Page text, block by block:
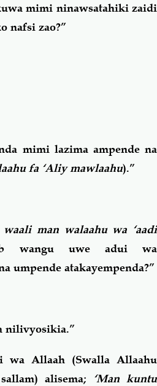
mimi ninawsatahiki zaidi
nafsi zao?”
mimi lazima ampende na
fa ‘Aliy mawlaahu).”
man walaahu wa ‘aadi
wangu uwe adui wa
umpende atakayempenda?”
nilivyosikia.”
wa Allaah (Swalla Allaahu
alisema; ‘Man kuntu